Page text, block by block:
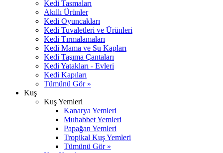
Kedi Tasmaları
Akıllı Ürünler
Kedi Oyuncakları
Kedi Tuvaletleri ve Ürünleri
Kedi Tırmalamaları
Kedi Mama ve Su Kapları
Kedi Taşıma Çantaları
Kedi Yatakları - Evleri
Kedi Kapıları
Tümünü Gör »
Kuş
Kuş Yemleri
Kanarya Yemleri
Muhabbet Yemleri
Papağan Yemleri
Tropikal Kuş Yemleri
Tümünü Gör »